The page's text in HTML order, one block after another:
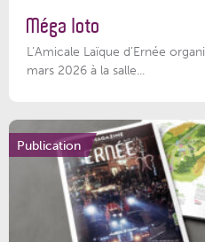
Méga loto
L’Amicale Laïque d’Ernée
mars 2026 à la salle...
Publication